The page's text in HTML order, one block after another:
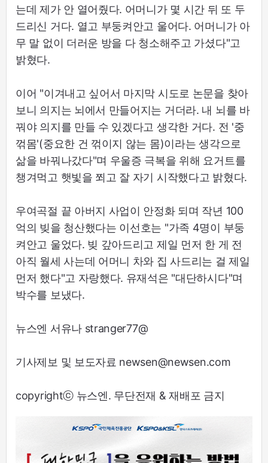
는데 제가 안 열어줬다. 어머니가 몇 시간 뒤 또 두
드리신 거다. 열고 부둥켜안고 울어다. 어머니가 아
무 말 없이 더러운 방을 다 청소해주고 가셨다"고
밝혔다.
이어 "이겨내고 싶어서 마지막 시도로 논문을 찾아
보니 의지는 뇌에서 만들어지는 거더라. 내 뇌를 바
꿔야 의지를 만들 수 있겠다고 생각한 거다. 전 '중
꺾몸'(중요한 건 꺾이지 않는 몸)이라는 생각으로
삶을 바꿔나갔다"며 우울증 극복을 위해 요거트를
챙겨먹고 햇빛을 쬐고 잘 자기 시작했다고 밝혔다.
우여곡절 끝 아버지 사업이 안정화 되며 작년 100
억의 빚을 청산했다는 이선호는 "가족 4명이 부둥
켜안고 울었다. 빚 갚아드리고 제일 먼저 한 게 전
아직 월세 사는데 어머니 차와 집 사드리는 걸 제일
먼저 했다"고 자랑했다. 유재석은 "대단하시다"며
박수를 보냈다.
뉴스엔 서유나 stranger77@
기사제보 및 보도자료 newsen@newsen.com
copyrightⓒ 뉴스엔. 무단전재 & 재배포 금지